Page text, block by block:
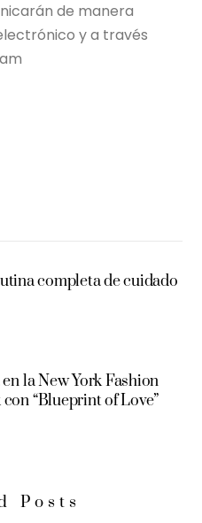
de manera
y a través
completa de cuidado
la New York Fashion
con “Blueprint of Love”
Posts